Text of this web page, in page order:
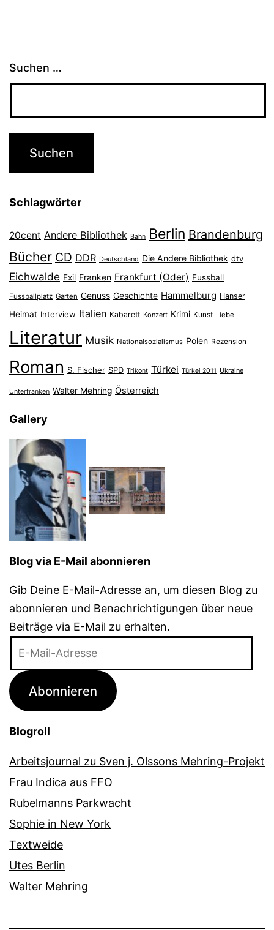
Suchen …
Schlagwörter
20cent Andere Bibliothek Bahn Berlin Brandenburg
Bücher CD DDR Deutschland Die Andere Bibliothek dtv
Eichwalde Exil Franken Frankfurt (Oder) Fussball
Fussballplatz Garten Genuss Geschichte Hammelburg Hanser
Heimat Interview Italien Kabarett Konzert Krimi Kunst Liebe
Literatur Musik Nationalsozialismus Polen Rezension
Roman S. Fischer SPD Trikont Türkei Türkei 2011 Ukraine
Unterfranken Walter Mehring Österreich
Gallery
Blog via E-Mail abonnieren
Gib Deine E-Mail-Adresse an, um diesen Blog zu
abonnieren und Benachrichtigungen über neue
Beiträge via E-Mail zu erhalten.
Adresse
Abonnieren
Blogroll
Arbeitsjournal zu Sven j. Olssons Mehring-Projekt
Frau Indica aus FFO
Rubelmanns Parkwacht
Sophie in New York
Textweide
Utes Berlin
Walter Mehring